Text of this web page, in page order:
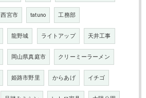
西宮市 tatuno 工務部
龍野城 ライトアップ 天井工事
岡山県真庭市 クリーミーラーメン
姫路市野里 からあげ イチゴ